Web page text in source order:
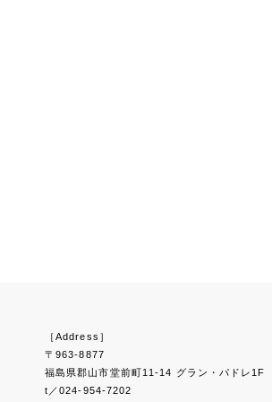
［Address］
〒963-8877
福島県郡山市堂前町11-14 グラン・パドレ1F
t／024-954-7202